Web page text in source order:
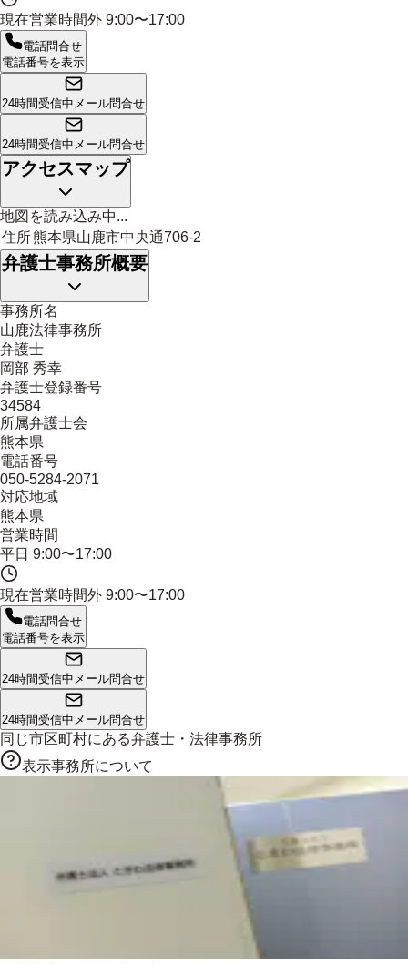
現在営業時間外 9:00〜17:00
電話問合せ
電話番号を表示
24時間受信中 メール問合せ
24時間受信中 メール問合せ
アクセスマップ
地図を読み込み中...
住所熊本県山鹿市中央通706-2
弁護士事務所概要
事務所名
山鹿法律事務所
弁護士
岡部 秀幸
弁護士登録番号
34584
所属弁護士会
熊本県
電話番号
050-5284-2071
対応地域
熊本県
営業時間
平日 9:00〜17:00
現在営業時間外 9:00〜17:00
電話問合せ
電話番号を表示
24時間受信中 メール問合せ
24時間受信中 メール問合せ
同じ市区町村にある弁護士・法律事務所
表示事務所について